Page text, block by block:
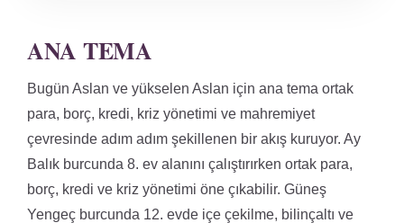
ANA TEMA
Bugün Aslan ve yükselen Aslan için ana tema ortak
para, borç, kredi, kriz yönetimi ve mahremiyet
çevresinde adım adım şekillenen bir akış kuruyor. Ay
Balık burcunda 8. ev alanını çalıştırırken ortak para,
borç, kredi ve kriz yönetimi öne çıkabilir. Güneş
Yengeç burcunda 12. evde içe çekilme, bilinçaltı ve